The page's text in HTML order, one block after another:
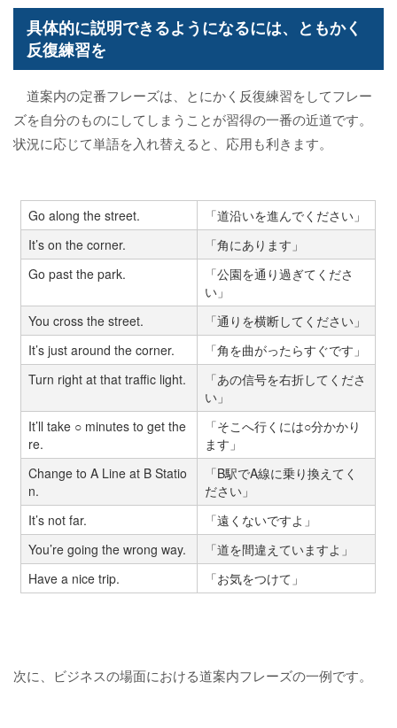
具体的に説明できるようになるには、ともかく
反復練習を
道案内の定番フレーズは、とにかく反復練習をしてフレー
ズを自分のものにしてしまうことが習得の一番の近道です。
状況に応じて単語を入れ替えると、応用も利きます。
Go along the street.
「道沿いを進んでください」
It’s on the corner.
「角にあります」
Go past the park.
「公園を通り過ぎてくださ
い」
You cross the street.
「通りを横断してください」
It’s just around the corner.
「角を曲がったらすぐです」
Turn right at that traffic light.
「あの信号を右折してくださ
い」
It’ll take ○ minutes to get the
re.
「そこへ行くには○分かかり
ます」
Change to A Line at B Statio
n.
「B駅でA線に乗り換えてく
ださい」
It’s not far.
「遠くないですよ」
You’re going the wrong way.
「道を間違えていますよ」
Have a nice trip.
「お気をつけて」
次に、ビジネスの場面における道案内フレーズの一例です。